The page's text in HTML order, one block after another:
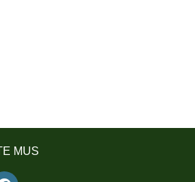
MUS